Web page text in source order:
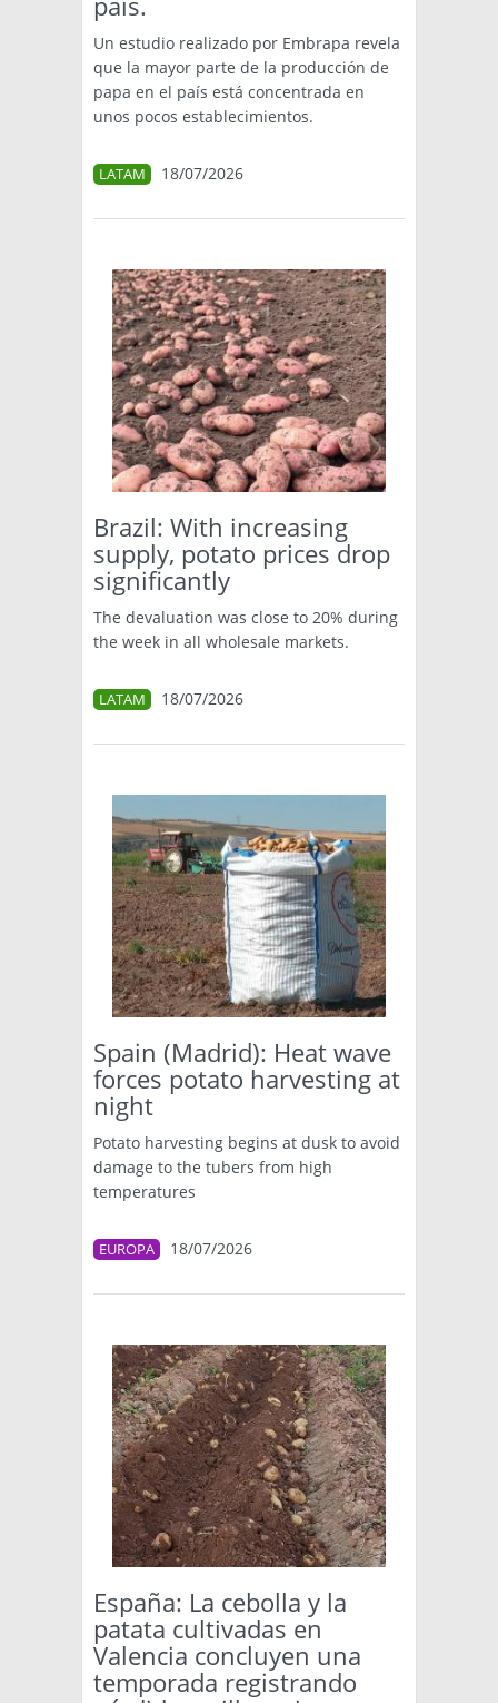
Un estudio realizado por Embrapa revela
que la mayor parte de la producción de
papa en el país está concentrada en
unos pocos establecimientos.
LATAM 18/07/2026
Brazil: With increasing
supply, potato prices drop
significantly
The devaluation was close to 20% during
the week in all wholesale markets.
LATAM 18/07/2026
Spain (Madrid): Heat wave
forces potato harvesting at
night
Potato harvesting begins at dusk to avoid
damage to the tubers from high
temperatures
EUROPA 18/07/2026
España: La cebolla y la
patata cultivadas en
Valencia concluyen una
temporada registrando